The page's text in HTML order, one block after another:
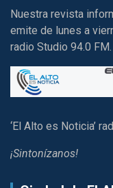
Nuestra revista
emite de lunes a
radio Studio 94.0 FM.
‘El Alto es Noticia’
¡Sintonízanos!